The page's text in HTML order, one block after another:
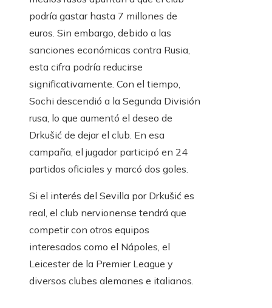
podría gastar hasta 7 millones de
euros. Sin embargo, debido a las
sanciones económicas contra Rusia,
esta cifra podría reducirse
significativamente. Con el tiempo,
Sochi descendió a la Segunda División
rusa, lo que aumentó el deseo de
Drkušić de dejar el club. En esa
campaña, el jugador participó en 24
partidos oficiales y marcó dos goles.
Si el interés del Sevilla por Drkušić es
real, el club nervionense tendrá que
competir con otros equipos
interesados ​​como el Nápoles, el
Leicester de la Premier League y
diversos clubes alemanes e italianos.